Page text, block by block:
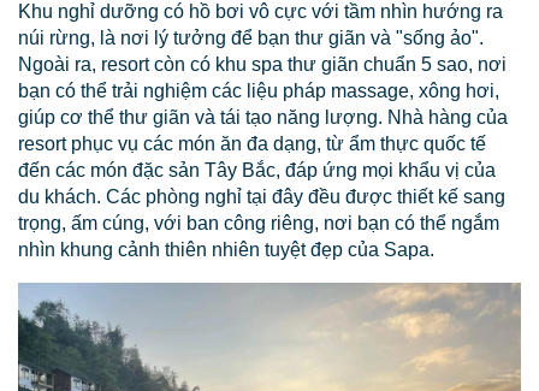
Khu nghỉ dưỡng có hồ bơi vô cực với tầm nhìn hướng ra
núi rừng, là nơi lý tưởng để bạn thư giãn và "sống ảo".
Ngoài ra, resort còn có khu spa thư giãn chuẩn 5 sao, nơi
bạn có thể trải nghiệm các liệu pháp massage, xông hơi,
giúp cơ thể thư giãn và tái tạo năng lượng. Nhà hàng của
resort phục vụ các món ăn đa dạng, từ ẩm thực quốc tế
đến các món đặc sản Tây Bắc, đáp ứng mọi khẩu vị của
du khách. Các phòng nghỉ tại đây đều được thiết kế sang
trọng, ấm cúng, với ban công riêng, nơi bạn có thể ngắm
nhìn khung cảnh thiên nhiên tuyệt đẹp của Sapa.